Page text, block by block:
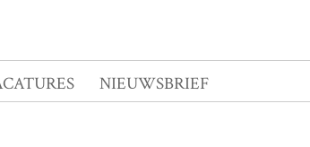
NIEUWSBRIEF